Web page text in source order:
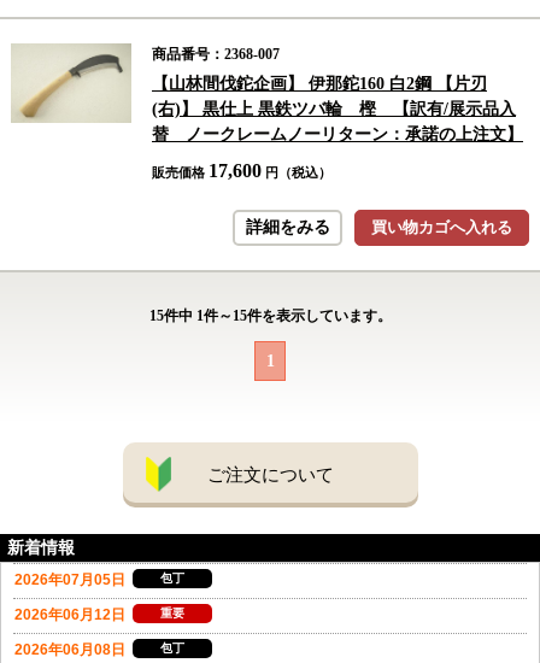
商品番号：2368-007
【山林間伐鉈企画】 伊那鉈160 白2鋼 【片刃
(右)】 黒仕上 黒鉄ツバ輪 樫 【訳有/展示品入
替 ノークレームノーリターン：承諾の上注文】
販売価格 17,600 円（税込）
買い物カゴへ入れる
詳細をみる
15件中 1件～ 15件を表示しています。
1
ご注文について
新着情報